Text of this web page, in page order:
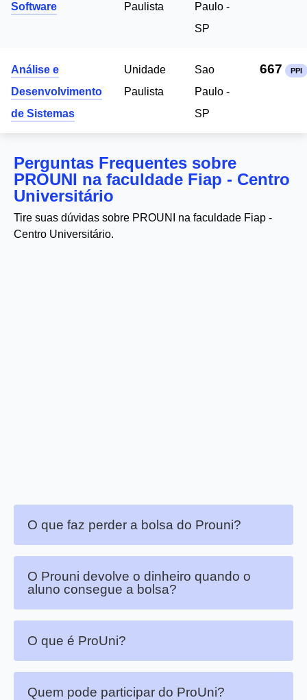
Software
Paulista
Paulo -
SP
Análise e
Desenvolvimento
de Sistemas
Unidade
Paulista
Sao
Paulo -
SP
667 PPI
Perguntas Frequentes sobre
PROUNI na faculdade Fiap - Centro
Universitário
Tire suas dúvidas sobre PROUNI na faculdade Fiap -
Centro Universitário.
O que faz perder a bolsa do Prouni?
O Prouni devolve o dinheiro quando o
aluno consegue a bolsa?
O que é ProUni?
Quem pode participar do ProUni?